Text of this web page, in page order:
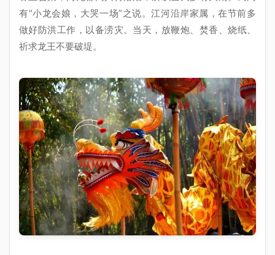
有“小龙会娘，大哭一场”之说。江河沿岸家属，在节前多
做好防洪工作，以备涝灾。当天，放鞭炮、焚香、烧纸、
祈求龙王不要破堤。